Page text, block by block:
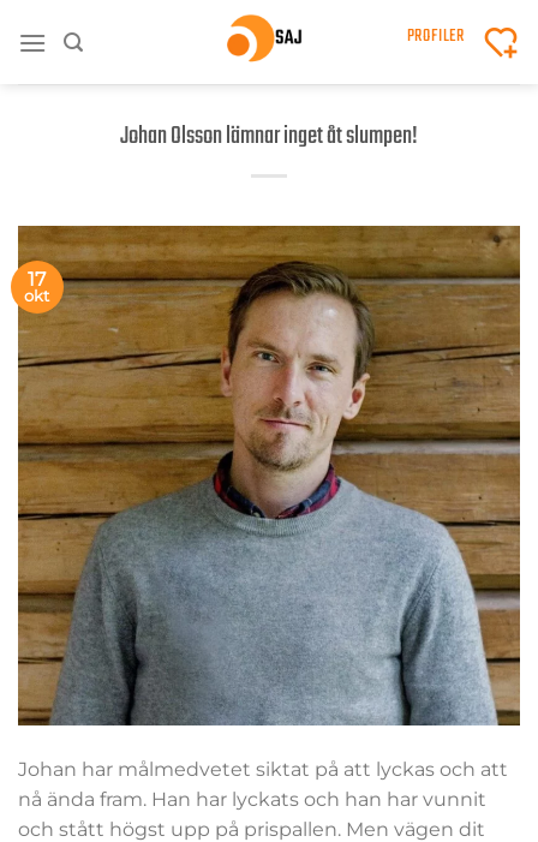
PROFILER
Johan Olsson lämnar inget åt slumpen!
17
okt
Johan har målmedvetet siktat på att lyckas och att
nå ända fram. Han har lyckats och han har vunnit
och stått högst upp på prispallen. Men vägen dit